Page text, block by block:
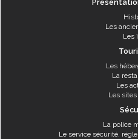
Les
Les
Les
La
Les
Les
La police
Le service sécurité,